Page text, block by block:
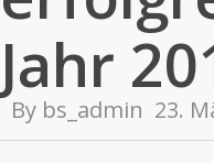
Jahr
By bs_admin 23.